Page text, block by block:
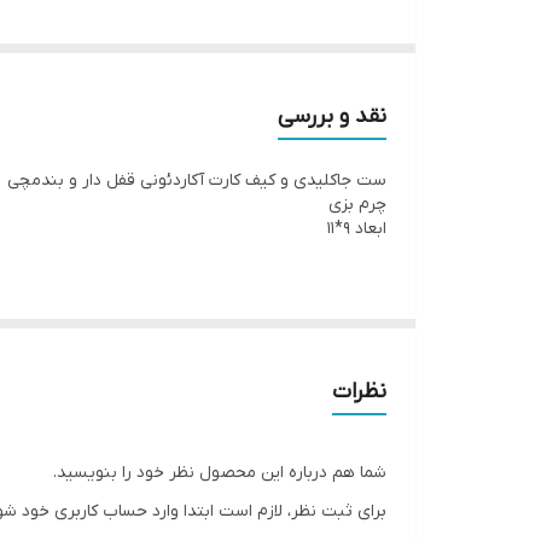
نقد و بررسی
ست جاکلیدی و کیف کارت آکاردئونی قفل دار و بندمچی
چرم بزی
ابعاد 9*11
نظرات
شما هم درباره این محصول نظر خود را بنویسید.
برای ثبت نظر، لازم است ابتدا وارد حساب کاربری خود